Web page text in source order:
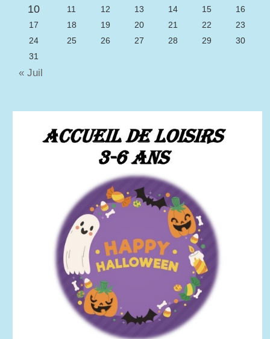
10 11 12 13 14 15
16
17
18 19 20 21 22
23
24
25 26 27 28 29
30
31
« Juil